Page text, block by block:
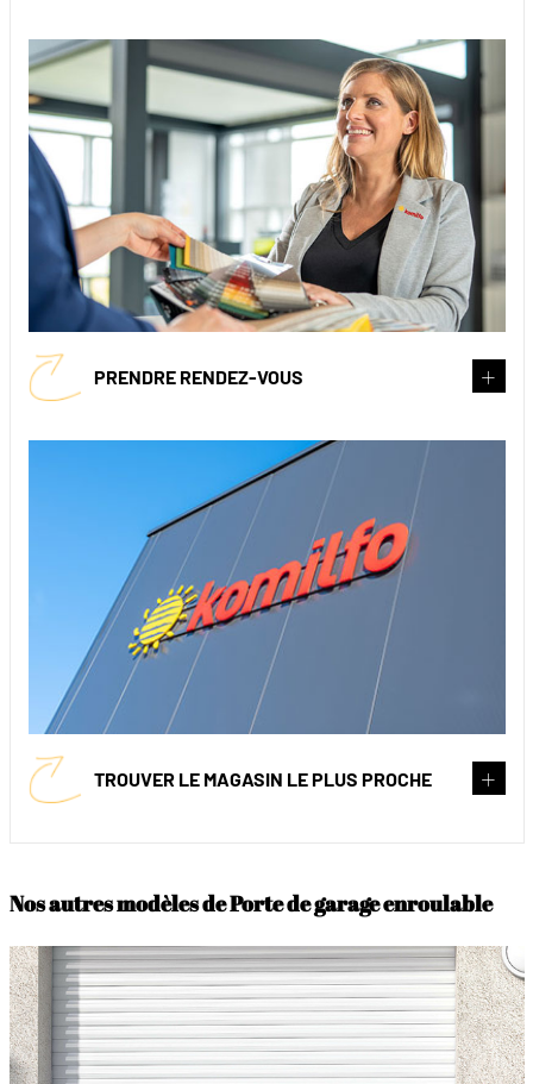
PRENDRE RENDEZ-VOUS
TROUVER LE MAGASIN LE PLUS PROCHE
Nos autres modèles de Porte de garage enroulable